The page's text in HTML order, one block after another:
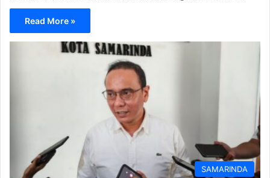
Read More »
SAMARINDA